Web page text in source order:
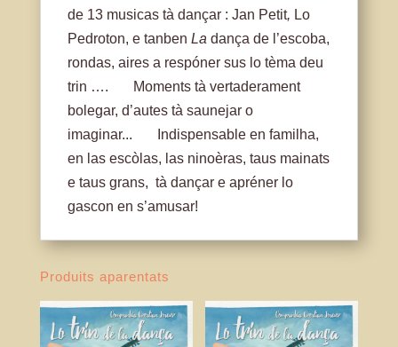
de 13 musicas tà dançar : Jan Petit, Lo
Pedroton, e tanben La dança de l’escoba,
rondas, aires a respóner sus lo tèma deu
trin …. Moments tà vertaderament
bolegar, d’autes tà saunejar o
imaginar... Indispensable en familha,
en las escòlas, las ninoèras, taus mainats
e taus grans, tà dançar e apréner lo
gascon en s’amusar!
Produits aparentats